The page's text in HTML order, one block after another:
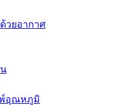
วยอากาศ
พ์อุณหภูมิ